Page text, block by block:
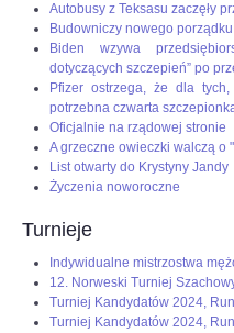
Z KALENDARZA
Autobusy z Teksasu zaczęły
Budowniczy nowego
Biden wzywa
dotyczących szczepień” po
Pfizer ostrzega, że dla
potrzebna czwarta
Oficjalnie na rządowej stronie
A grzeczne owieczki walczą o
List otwarty do Krystyny Jandy
Życzenia noworoczne
Turnieje
Indywidualne mistrzostwa
12. Norweski Turniej
Turniej Kandydatów 2024,
Turniej Kandydatów 2024,